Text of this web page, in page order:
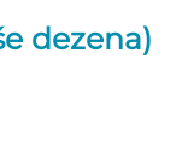
dezena)